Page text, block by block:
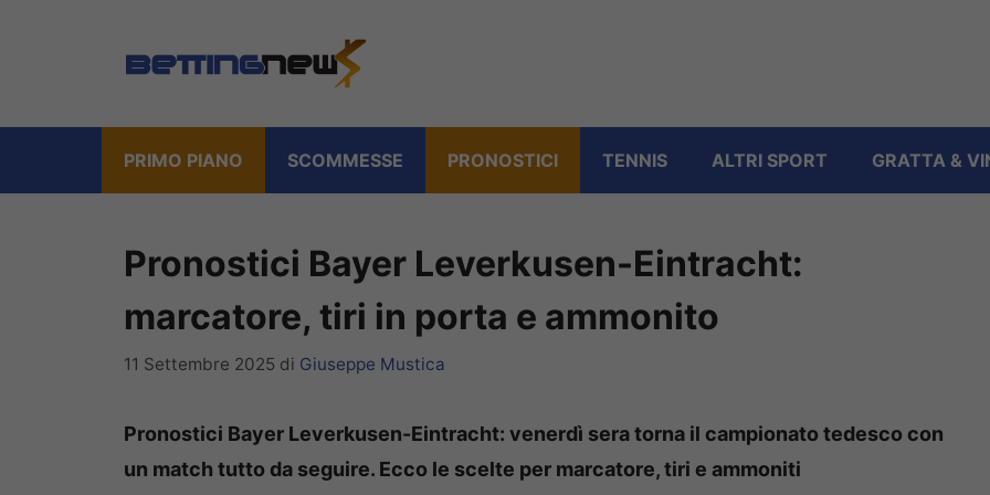
PRIMO PIANO SCOMMESSE PRONOSTICI TENNIS ALTRI SPORT GRATTA &
Pronostici Bayer Leverkusen-Eintracht:
marcatore, tiri in porta e ammonito
11 Settembre 2025 di Giuseppe Mustica
Pronostici Bayer Leverkusen-Eintracht: venerdì sera torna il campionato tedesco con
un match tutto da seguire. Ecco le scelte per marcatore, tiri e ammoniti